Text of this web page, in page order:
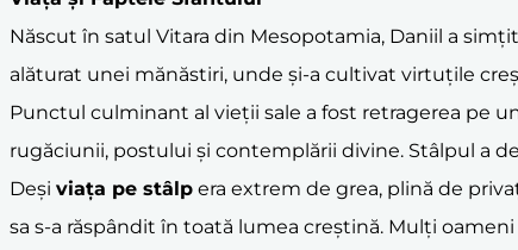
Născut în satul Vitara din Mesopotamia, Daniil a
alăturat unei mănăstiri, unde și-a cultivat virtuțile
Punctul culminant al vieții sale a fost retragerea pe
rugăciunii, postului și contemplării divine. Stâlpul a
Deși viața pe stâlp era extrem de grea, plină de
sa s-a răspândit în toată lumea creștină. Mulți